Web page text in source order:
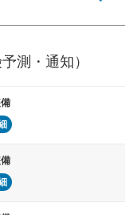
れています。
・通知するためのシス
するためにレーンキー
す
測・通知）